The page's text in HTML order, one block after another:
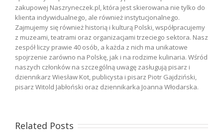
zakupowej Naszryneczek.pl, która jest skierowana nie tylko do
klienta indywidualnego, ale również instytucjonalnego.
Zajmujemy się również historią i kulturą Polski, współpracujemy
z muzeami, teatrami oraz organizacjami trzeciego sektora. Nasz
zespół liczy prawie 40 osób, a każda z nich ma unikatowe
spojrzenie zarówno na Polskę, jak i na rodzime kulinaria. Wśród
naszych członków na szczególną uwagę zasługują pisarz i
dziennikarz Wiesław Kot, publicysta i pisarz Piotr Gajdziński,
pisarz Witold Jabłoński oraz dziennikarka Joanna Włodarska.
Related Posts